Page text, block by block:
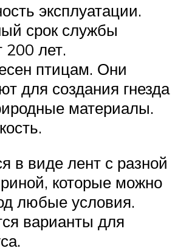
эксплуатации.
срок службы
200 лет.
птицам. Они
для создания гнезда
материалы.
в виде лент с разной
которые можно
любые условия.
варианты для